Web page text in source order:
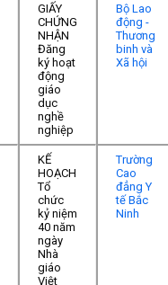
GIẤY
CHỨNG
NHẬN
Đăng
ký hoạt
động
giáo
dục
nghề
nghiệp
Bộ Lao
động -
Thương
binh và
Xã hội
KẾ
HOẠCH
Tổ
chức
kỷ niệm
40 năm
ngày
Nhà
giáo
Việt
Trường
Cao
đẳng Y
tế Bắc
Ninh